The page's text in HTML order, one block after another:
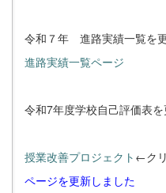
令和７年 進路実績一覧を
進路実績一覧ページ
令和7年度学校自己評価表
授業改善プロジェクト ←ク
ページを更新しました